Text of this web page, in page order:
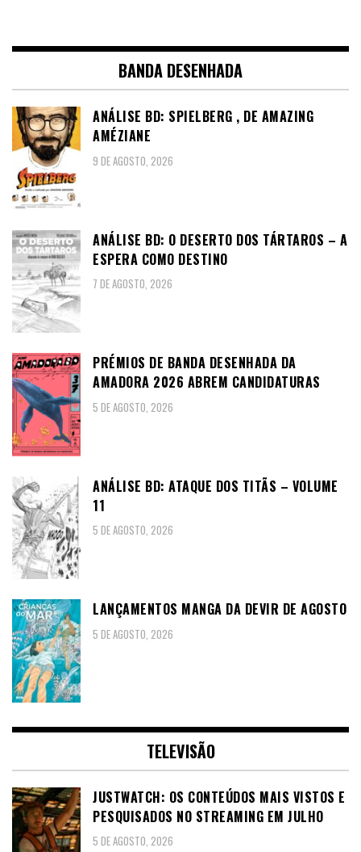
BANDA DESENHADA
ANÁLISE BD: SPIELBERG , DE AMAZING
AMÉZIANE
9 DE AGOSTO, 2026
ANÁLISE BD: O DESERTO DOS TÁRTAROS – A
ESPERA COMO DESTINO
7 DE AGOSTO, 2026
PRÉMIOS DE BANDA DESENHADA DA
AMADORA 2026 ABREM CANDIDATURAS
5 DE AGOSTO, 2026
ANÁLISE BD: ATAQUE DOS TITÃS – VOLUME
11
5 DE AGOSTO, 2026
LANÇAMENTOS MANGA DA DEVIR DE AGOSTO
5 DE AGOSTO, 2026
TELEVISÃO
JUSTWATCH: OS CONTEÚDOS MAIS VISTOS E
PESQUISADOS NO STREAMING EM JULHO
5 DE AGOSTO, 2026